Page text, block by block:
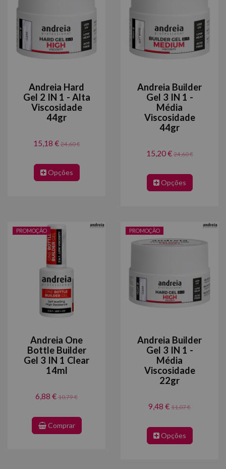
Andreia Hard
Gel 2 IN 1 - Alta
Viscosidade
44gr
15,18 €24,60 €
Opções
Andreia Builder
Gel 3 IN 1 -
Média
Viscosidade
44gr
15,20 €24,60 €
Opções
PROMOÇÃO
Andreia One
Bottle Builder
Gel 3 IN 1 Clear
14ml
6,88 € 10,79 €
Comprar
PROMOÇÃO
Andreia Builder
Gel 3 IN 1 -
Média
Viscosidade
22gr
9,48 € 11,07 €
Opções